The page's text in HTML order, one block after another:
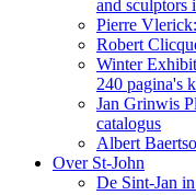
and sculptors
Pierre
Robert
Winter
240 pagina's
Jan Grinwis
catalogus
Albert
Over St-John
De Sint-Jan